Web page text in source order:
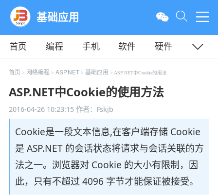
基础应用
首页 编程 手机 软件
硬件
教程
平面 服务器
首页 > 网络编程 > ASP.NET > 基础应用 > ASP.NET中Cookie的用法
ASP.NET中Cookie的使用方法
2016-04-26 10:23:15作者：Fskjb
Cookie是一段文本信息,在客户端存储 Cookie
是 ASP.NET 的会话状态将请求与会话关联的方
法之一。浏览器对 Cookie 的大小有限制，因
此，只有不超过 4096 字节才能保证被接受。